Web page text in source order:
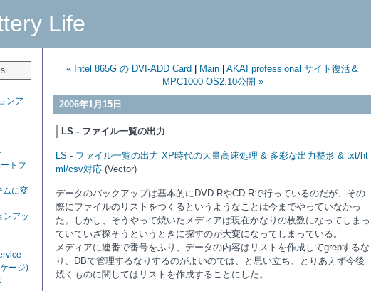
Life
ンア
トブ
ムに変
ンアッ
ージ)
« Intel 865G の DVI-ADD Card Main
AKAI professional サイト復活＆
MPC1000 OS2.10公開 »
2006年1月15日
LS - ファイル一覧の出力
LS - ファイル一覧の出力 XP時代の大量高速処理 & 多彩な出力整形 & txt/ht
ml/csv対応 (Vector)
データのバックアップは基本的にDVD-RやCD-Rで行っているのだが、その
際にファイルのリストをつくるというようなことは今までやっていなかっ
た。しかし、そうやって焼いたメディアは現在かなりの枚数になってしまっ
ていていざ探そうというときに探すのが大変になってしまっている。
メディアに連番で番号をふり、データの内容はリストを作成してgrepするな
り、DBで管理するなりするのがよいのでは、と思い立ち、とりあえず今後
焼くものに関してはリストを作成することにした。